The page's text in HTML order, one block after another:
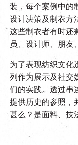
装，每个案例中的
设计决策及制衣方
这些制衣者有时还
员、设计师、朋友
为了表现纺织文化
列作为展示及社交
们的实践。透过串
提供历史的参照，
甚么？是面料、技